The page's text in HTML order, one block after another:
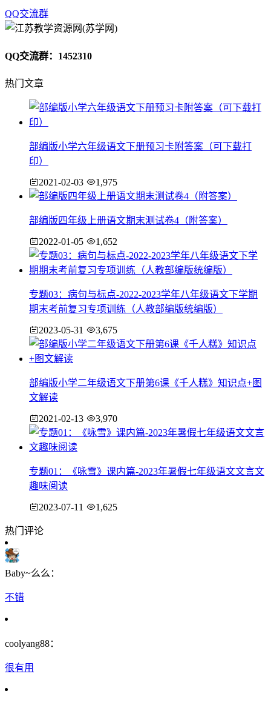
QQ交流群
QQ交流群：1452310
热门文章
部编版小学六年级语文下册预习卡附答案（可下载打
印）
2021-02-03 1,975
部编版四年级上册语文期末测试卷4（附答案）
2022-01-05 1,652
专题03：病句与标点-2022-2023学年八年级语文下学期
期末考前复习专项训练（人教部编版统编版）
2023-05-31 3,675
部编版小学二年级语文下册第6课《千人糕》知识点+图
文解读
2021-02-13 3,970
专题01：《咏雪》课内篇-2023年暑假七年级语文文言文
趣味阅读
2023-07-11 1,625
热门评论
Baby~么么：
不错
coolyang88：
很有用